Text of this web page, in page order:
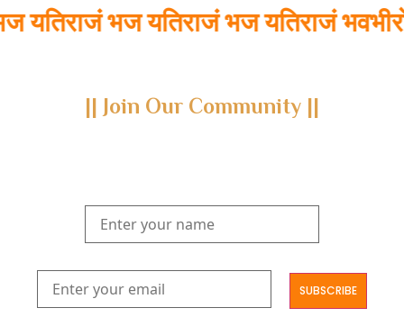
भज यतिराजं भज यतिराजं भवभीरो
|| Join Our Community ||